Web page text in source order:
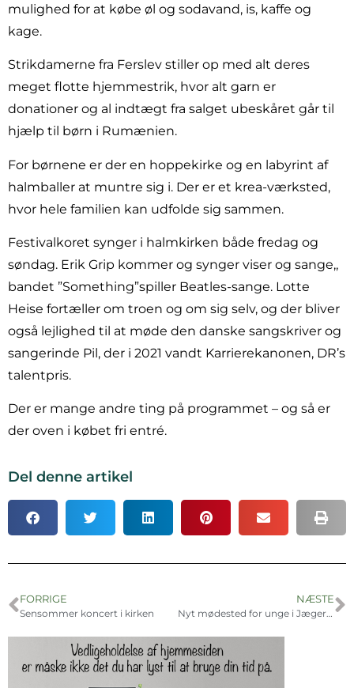
mulighed for at købe øl og sodavand, is, kaffe og
kage.
Strikdamerne fra Ferslev stiller op med alt deres
meget flotte hjemmestrik, hvor alt garn er
donationer og al indtægt fra salget ubeskåret går til
hjælp til børn i Rumænien.
For børnene er der en hoppekirke og en labyrint af
halmballer at muntre sig i. Der er et krea-værksted,
hvor hele familien kan udfolde sig sammen.
Festivalkoret synger i halmkirken både fredag og
søndag. Erik Grip kommer og synger viser og sange,,
bandet ”Something”spiller Beatles-sange. Lotte
Heise fortæller om troen og om sig selv, og der bliver
også lejlighed til at møde den danske sangskriver og
sangerinde Pil, der i 2021 vandt Karrierekanonen, DR’s
talentpris.
Der er mange andre ting på programmet – og så er
der oven i købet fri entré.
Del denne artikel
FORRIGE
Sensommer koncert i kirken
NÆSTE
Nyt mødested for unge i Jægerspris